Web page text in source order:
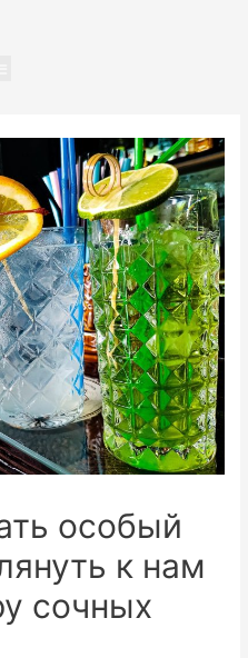
особый
к нам
сочных